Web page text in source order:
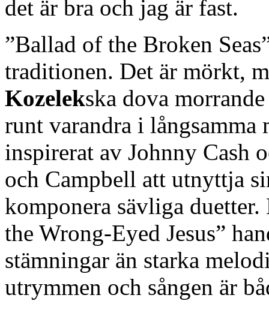
det är bra och jag är fast.
”Ballad of the Broken
traditionen. Det är mörkt,
Kozelekska dova
runt varandra i
inspirerat av Johnny Cash
och Campbell att utnyttja
komponera sävliga
the Wrong-Eyed Jesus”
stämningar än starka
utrymmen och sången är